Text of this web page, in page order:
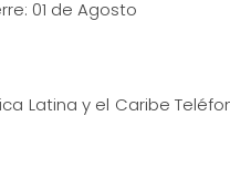
01 de Agosto
y el Caribe